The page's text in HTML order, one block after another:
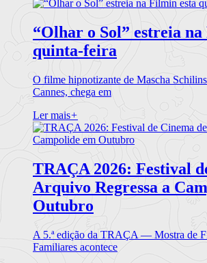
“Olhar o Sol” estreia
quinta-feira
O filme hipnotizante de Mascha
Cannes, chega em
Ler mais+
TRAÇA 2026: Festival
Arquivo Regressa a
Outubro
A 5.ª edição da TRAÇA — Mostra de
Familiares acontece